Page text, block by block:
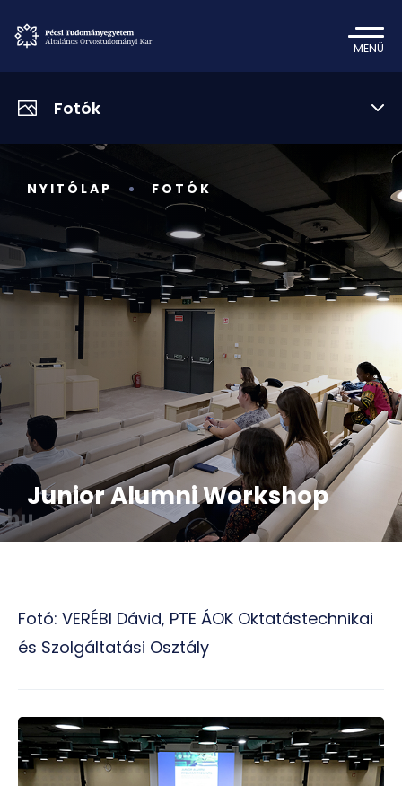
MENÜ
Fotók
NYITÓLAP FOTÓK
Junior Alumni Workshop
Fotó: VERÉBI Dávid, PTE ÁOK Oktatástechnikai
és Szolgáltatási Osztály